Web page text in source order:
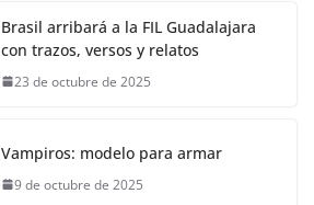
Brasil arribará a la FIL Guadalajara
con trazos, versos y relatos
23 de octubre de 2025
Vampiros: modelo para armar
9 de octubre de 2025